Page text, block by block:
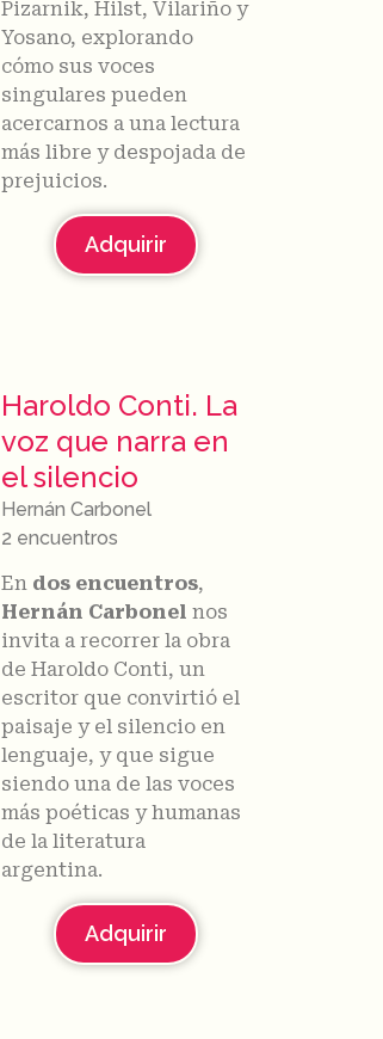
Pizarnik, Hilst, Vilariño y
Yosano, explorando
cómo sus voces
singulares pueden
acercarnos a una lectura
más libre y despojada de
prejuicios.
Adquirir
Haroldo Conti. La
voz que narra en
el silencio
Hernán Carbonel
2 encuentros
En dos encuentros,
Hernán Carbonel nos
invita a recorrer la obra
de Haroldo Conti, un
escritor que convirtió el
paisaje y el silencio en
lenguaje, y que sigue
siendo una de las voces
más poéticas y humanas
de la literatura
argentina.
Adquirir